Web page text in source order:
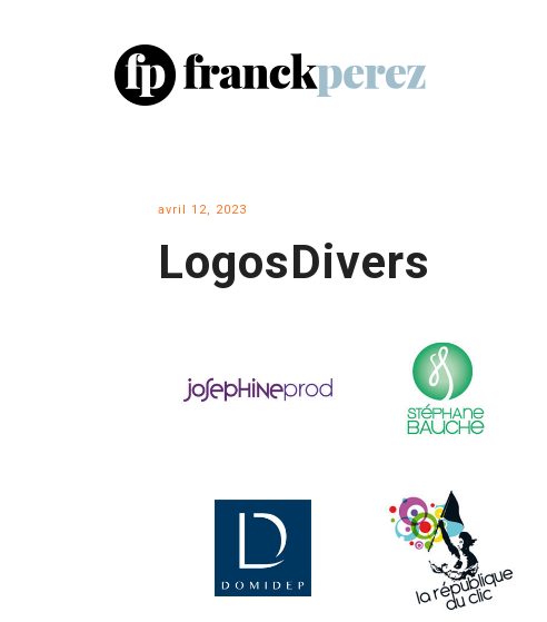
avril 12, 2023
LogosDivers